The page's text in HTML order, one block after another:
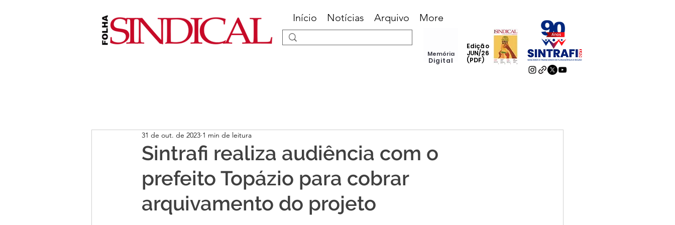
Início Notícias Arquivo More
Memória
Digital
Edição
JUN/26
(PDF)
Sintrafi realiza audiência com o
prefeito Topázio para cobrar
arquivamento do projeto
31 de out. de 2023 1 min de leitura